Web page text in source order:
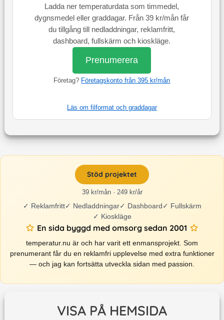
Ladda ner temperaturdata som timmedel,
dygnsmedel eller graddagar. Från 39 kr/mån får
du tillgång till nedladdningar, reklamfritt,
dashboard, fullskärm och kioskläge.
Prenumerera
Företag? Företagskonto från 395 kr/mån
Läs om filformat och graddagar
Stöd projektet
39 kr/mån · 249 kr/år
✓ Reklamfritt✓ Nedladdningar✓ Dashboard✓ Fullskärm
✓ Kioskläge
En sida byggd med omsorg sedan 2001
temperatur.nu är och har varit ett enmansprojekt. Som
prenumerant får du en reklamfri upplevelse med extra funktioner
— och jag kan fortsätta utveckla sidan med passion.
VISA PÅ HEMSIDA